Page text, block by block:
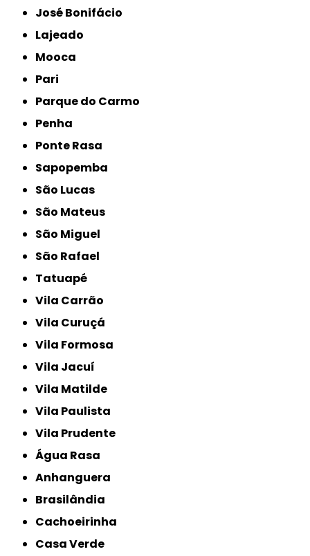
José Bonifácio
Lajeado
Mooca
Pari
Parque do Carmo
Penha
Ponte Rasa
Sapopemba
São Lucas
São Mateus
São Miguel
São Rafael
Tatuapé
Vila Carrão
Vila Curuçá
Vila Formosa
Vila Jacuí
Vila Matilde
Vila Paulista
Vila Prudente
Água Rasa
Anhanguera
Brasilândia
Cachoeirinha
Casa Verde